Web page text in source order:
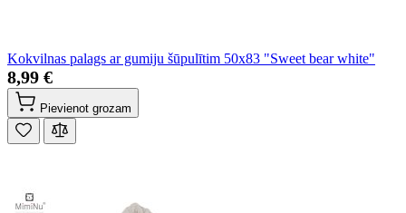
Kokvilnas palags ar gumiju šūpulītim 50x83 "Sweet bear white"
8,99 €
Pievienot grozam